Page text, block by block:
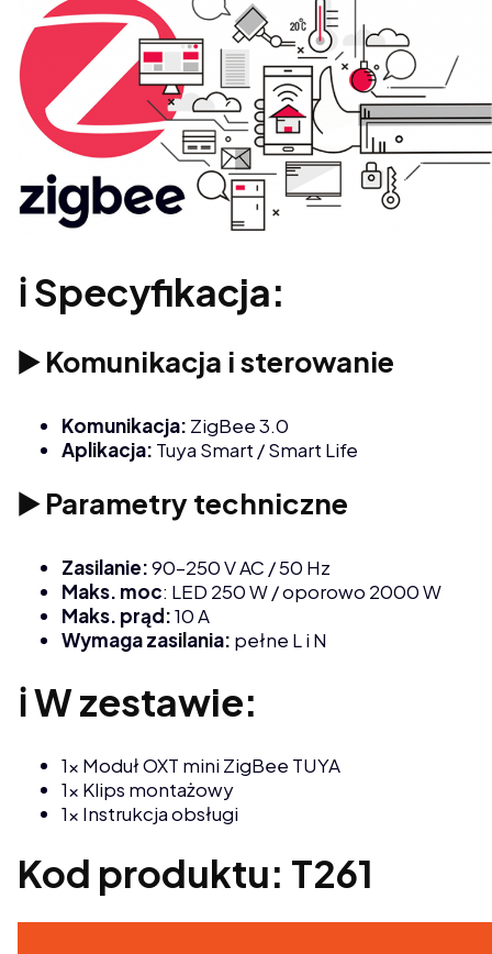
ℹ️ Specyfikacja:
▶️ Komunikacja i sterowanie
Komunikacja: ZigBee 3.0
Aplikacja: Tuya Smart / Smart Life
▶️ Parametry techniczne
Zasilanie:90–250 V AC / 50 Hz
Maks. moc: LED 250 W / oporowo 2000 W
Maks. prąd:10 A
Wymaga zasilania: pełne L i N
ℹ️ W zestawie:
1× Moduł OXT mini ZigBee TUYA
1× Klips montażowy
1× Instrukcja obsługi
Kod produktu: T261